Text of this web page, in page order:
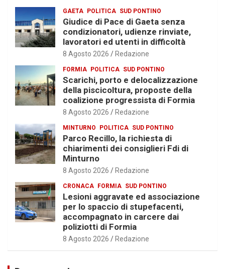
GAETA POLITICA SUD PONTINO
Giudice di Pace di Gaeta senza
condizionatori, udienze rinviate,
lavoratori ed utenti in difficoltà
8 Agosto 2026 Redazione
FORMIA POLITICA SUD PONTINO
Scarichi, porto e delocalizzazione
della piscicoltura, proposte della
coalizione progressista di Formia
8 Agosto 2026 Redazione
MINTURNO POLITICA SUD PONTINO
Parco Recillo, la richiesta di
chiarimenti dei consiglieri Fdi di
Minturno
8 Agosto 2026 Redazione
CRONACA FORMIA SUD PONTINO
Lesioni aggravate ed associazione
per lo spaccio di stupefacenti,
accompagnato in carcere dai
poliziotti di Formia
8 Agosto 2026 Redazione